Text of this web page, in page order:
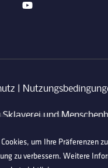
um Ihre Präferenzen
zu verbessern. Weitere
Sklaverei und
für